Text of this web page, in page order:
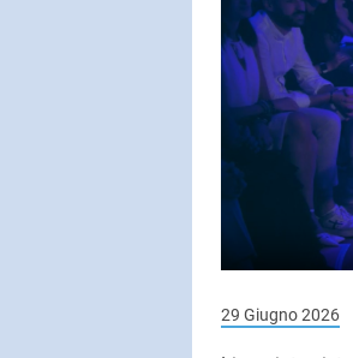
29 Giugno 2026